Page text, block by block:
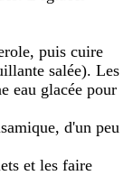
puis cuire
salée). Les
eau glacée pour
d'un peu
et les faire